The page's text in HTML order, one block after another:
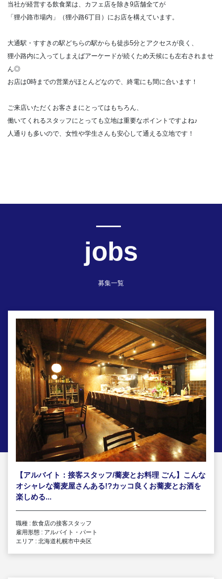
当社が経営する飲食業は、カフェ店を除き9店舗全てが
「狸小路市場内」（狸小路6丁目）にお店を構えています。
大通駅・すすきの駅どちらの駅からも徒歩5分とアクセスが良く、
狸小路内に入ってしまえばアーケードが続くため天候にも左右されませ
ん◎
お店は0時までの営業がほとんどなので、終電にも間に合います！
ご来店いただくお客さまにとってはもちろん、
働いてくれるスタッフにとっても立地は重要なポイントですよね♪
人通りも多いので、女性や学生さんも安心して通える立地です！
jobs
募集一覧
【アルバイト：接客スタッフ/蕎麦とお料理 ごん】こんな
オシャレな蕎麦屋さんある!?カッコ良くお蕎麦とお酒を
楽しめる...
職種 : 飲食店の接客スタッフ
雇用形態 : アルバイト・パート
エリア : 北海道札幌市中央区